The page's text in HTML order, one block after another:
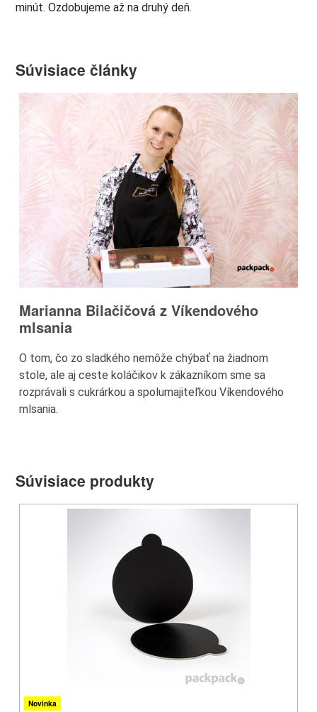
minút. Ozdobujeme až na druhý deň.
Súvisiace články
Marianna Bilačičová z Víkendového
mlsania
O tom, čo zo sladkého nemôže chýbať na žiadnom
stole, ale aj ceste koláčikov k zákazníkom sme sa
rozprávali s cukrárkou a spolumajiteľkou Víkendového
mlsania.
Súvisiace produkty
Novinka